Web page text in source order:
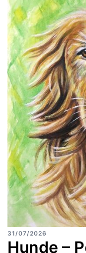
31/07/2026
Hunde –